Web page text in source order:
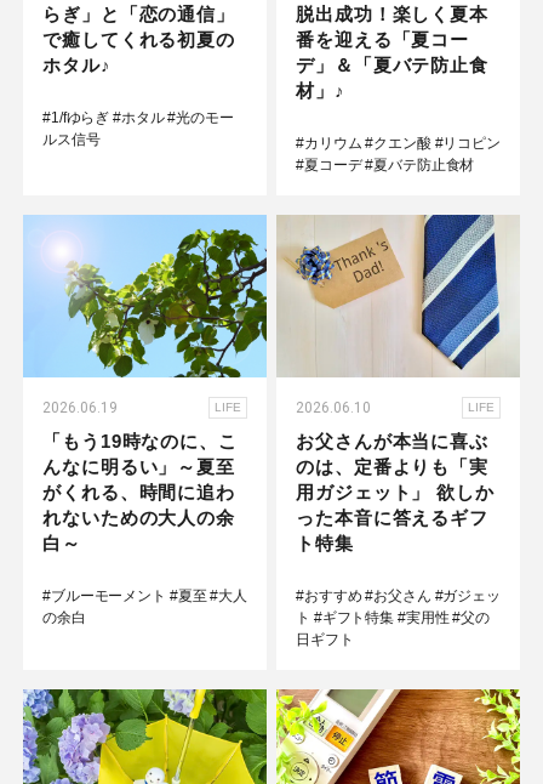
らぎ」と「恋の通信」
で癒してくれる初夏の
ホタル♪
#1/fゆらぎ #ホタル #光のモー
ルス信号
脱出成功！楽しく夏本
番を迎える「夏コー
デ」＆「夏バテ防止食
材」♪
#カリウム #クエン酸 #リコピン
#夏コーデ #夏バテ防止食材
2026.06.19 LIFE
「もう19時なのに、こ
んなに明るい」～夏至
がくれる、時間に追わ
れないための大人の余
白～
#ブルーモーメント #夏至 #大人
の余白
2026.06.10 LIFE
お父さんが本当に喜ぶ
のは、定番よりも「実
用ガジェット」 欲しか
った本音に答えるギフ
ト特集
#おすすめ #お父さん #ガジェッ
ト #ギフト特集 #実用性 #父の
日ギフト